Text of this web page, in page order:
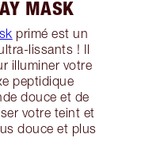
MASK
primé est un
lissants ! Il
illuminer votre
peptidique
douce et de
votre teint et
douce et plus